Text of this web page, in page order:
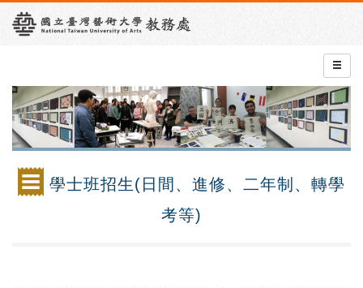
學士班招生(日間、進修、二年制、轉學
考等)